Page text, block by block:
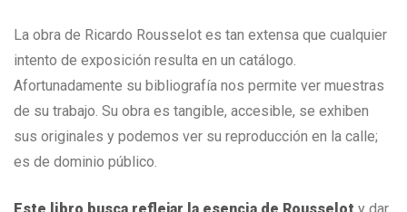
La obra de Ricardo Rousselot es tan extensa que cualquier
intento de exposición resulta en un catálogo.
Afortunadamente su bibliografía nos permite ver muestras
de su trabajo. Su obra es tangible, accesible, se exhiben
sus originales y podemos ver su reproducción en la calle;
es de dominio público.